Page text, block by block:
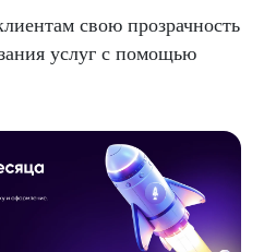
свою прозрачность
услуг с помощью